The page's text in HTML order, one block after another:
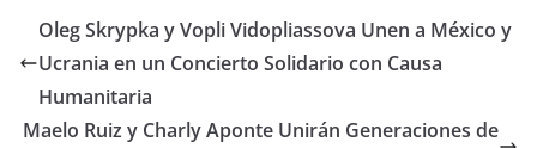
Oleg Skrypka y Vopli Vidopliassova Unen a México y
Ucrania en un Concierto Solidario con Causa
Humanitaria
Maelo Ruiz y Charly Aponte Unirán Generaciones de